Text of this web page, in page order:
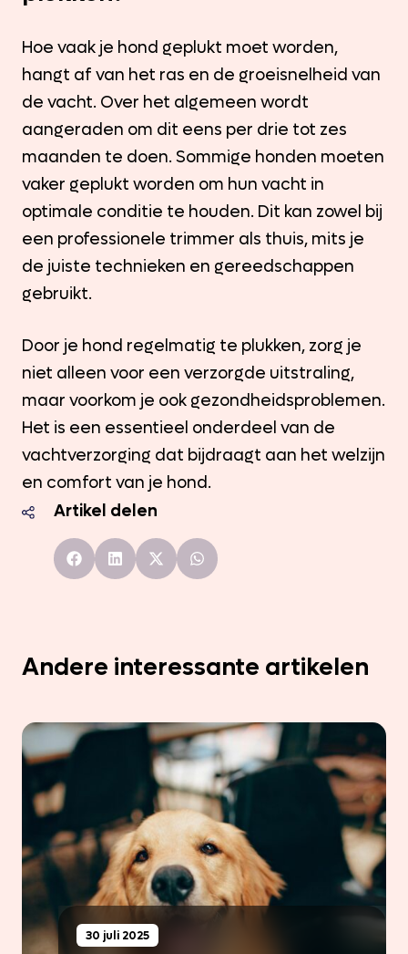
Hoe vaak je hond geplukt moet worden,
hangt af van het ras en de groeisnelheid van
de vacht. Over het algemeen wordt
aangeraden om dit eens per drie tot zes
maanden te doen. Sommige honden moeten
vaker geplukt worden om hun vacht in
optimale conditie te houden. Dit kan zowel bij
een professionele trimmer als thuis, mits je
de juiste technieken en gereedschappen
gebruikt.
Door je hond regelmatig te plukken, zorg je
niet alleen voor een verzorgde uitstraling,
maar voorkom je ook gezondheidsproblemen.
Het is een essentieel onderdeel van de
vachtverzorging dat bijdraagt aan het welzijn
en comfort van je hond.
Artikel delen
Andere interessante artikelen
30 juli 2025